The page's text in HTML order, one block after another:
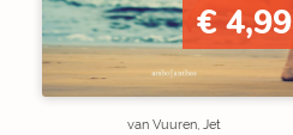
€ 4,99
van Vuuren, Jet